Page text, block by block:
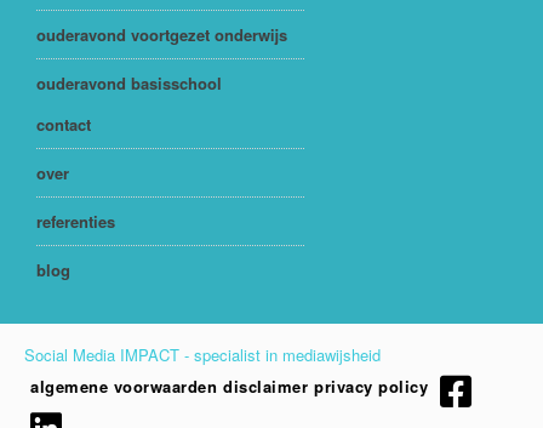
ouderavond voortgezet onderwijs
ouderavond basisschool
contact
over
referenties
blog
Social Media IMPACT - specialist in mediawijsheid
algemene voorwaarden disclaimer privacy policy